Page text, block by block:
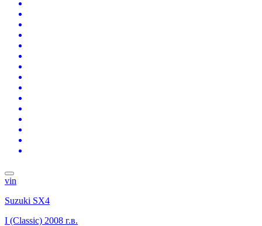
vin
Suzuki SX4
I (Classic) 2008 г.в.